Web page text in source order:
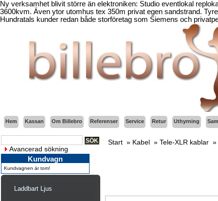
Ny verksamhet blivit större än elektroniken: Studio eventlokal
3600kvm. Även ytor utomhus tex 350m privat egen sandstrand.
Hundratals kunder redan både storföretag som Siemens och
Hem Kassan Om Billebro Referenser Service Retur Uthyrning
Avancerad sökning
Kundvagn
Kundvagnen är tom!
Laddbart Ljus
Start » Kabel » Tele-XLR kablar »